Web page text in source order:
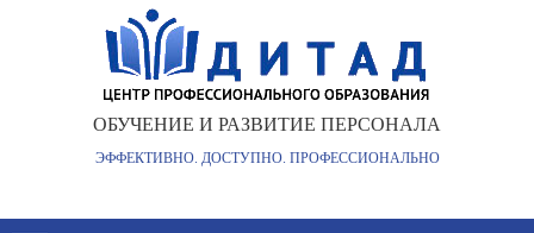
ОБУЧЕНИЕ И РАЗВИТИЕ ПЕРСОНАЛА
ЭФФЕКТИВНО. ДОСТУПНО. ПРОФЕССИОНАЛЬНО